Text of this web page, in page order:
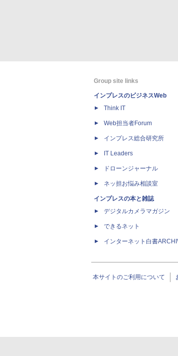
Group site links
インプレスのビジネスWeb
Think IT
Web担当者Forum
インプレス総合研究所
IT Leaders
ドローンジャーナル
ネッ担お悩み相談室
インプレスの本と雑誌
デジタルカメラマガジン
できるネット
インターネット白書
本サイトのご利用について